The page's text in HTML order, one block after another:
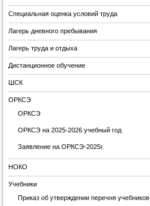
Специальная оценка условий труда
Лагерь дневного пребывания
Лагерь труда и отдыха
Дистанционное обучение
ШСК
ОРКСЭ
ОРКСЭ
ОРКСЭ на 2025-2026 учебный год
Заявление на ОРКСЭ-2025г.
НОКО
Учебники
Приказ об утверждении перечня учебников